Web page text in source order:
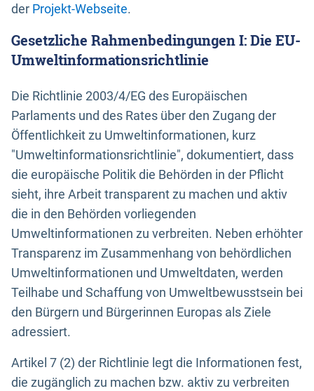
der Projekt-Webseite.
Gesetzliche Rahmenbedingungen I: Die EU-
Umweltinformationsrichtlinie
Die Richtlinie 2003/4/EG des Europäischen
Parlaments und des Rates über den Zugang der
Öffentlichkeit zu Umweltinformationen, kurz
"Umweltinformationsrichtlinie", dokumentiert, dass
die europäische Politik die Behörden in der Pflicht
sieht, ihre Arbeit transparent zu machen und aktiv
die in den Behörden vorliegenden
Umweltinformationen zu verbreiten. Neben erhöhter
Transparenz im Zusammenhang von behördlichen
Umweltinformationen und Umweltdaten, werden
Teilhabe und Schaffung von Umweltbewusstsein bei
den Bürgern und Bürgerinnen Europas als Ziele
adressiert.
Artikel 7 (2) der Richtlinie legt die Informationen fest,
die zugänglich zu machen bzw. aktiv zu verbreiten